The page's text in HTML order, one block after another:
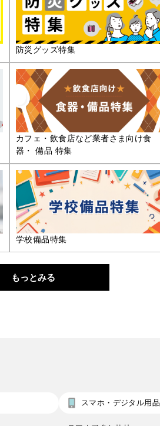
防災グッズ特集
カフェ・飲食店など業者さま向け食
器・ 備品 特集
学校備品特集
もっとみる
スマホ・デジタル用品